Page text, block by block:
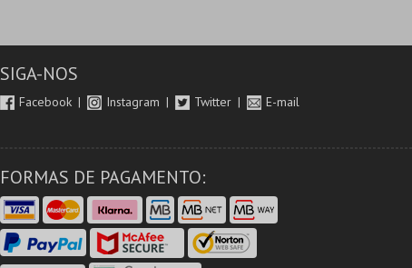
SIGA-NOS
Facebook Instagram Twitter E-mail
FORMAS DE PAGAMENTO: